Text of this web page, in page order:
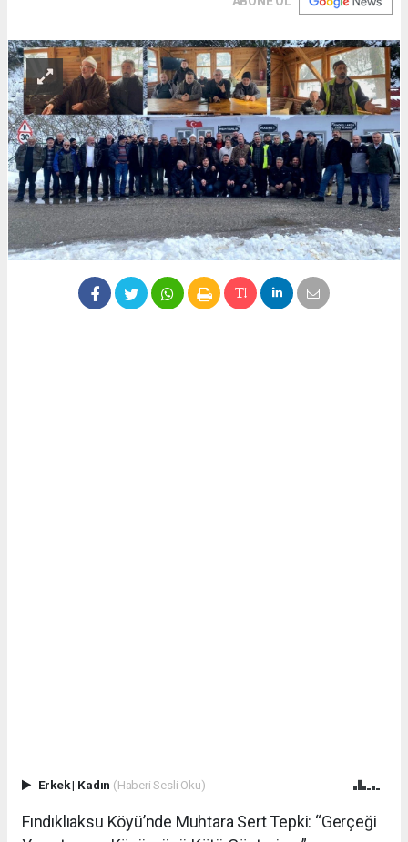
Erkek| Kadın (Haberi Sesli Oku)
Fındıklıaksu Köyü’nde Muhtara Sert Tepki: “Gerçeği